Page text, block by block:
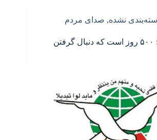
نشده, صدای مردم
شکایت یک جانباز: ۵۰۰ روز است که دنبال گرفتن